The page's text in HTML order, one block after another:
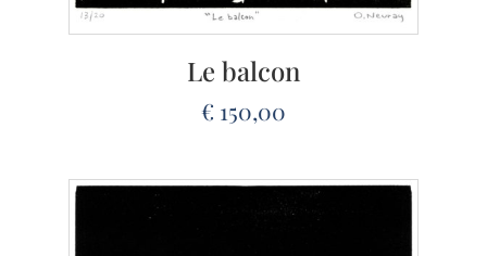
Le balcon
€ 150,00